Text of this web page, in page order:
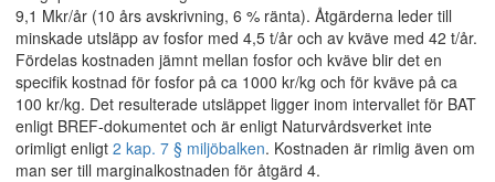
9,1 Mkr/år (10 års avskrivning, 6 % ränta). Åtgärderna leder till
minskade utsläpp av fosfor med 4,5 t/år och av kväve med 42 t/år.
Fördelas kostnaden jämnt mellan fosfor och kväve blir det en
specifik kostnad för fosfor på ca 1000 kr/kg och för kväve på ca
100 kr/kg. Det resulterade utsläppet ligger inom intervallet för BAT
enligt BREF-dokumentet och är enligt Naturvårdsverket inte
orimligt enligt 2 kap. 7 § miljöbalken. Kostnaden är rimlig även om
man ser till marginalkostnaden för åtgärd 4.